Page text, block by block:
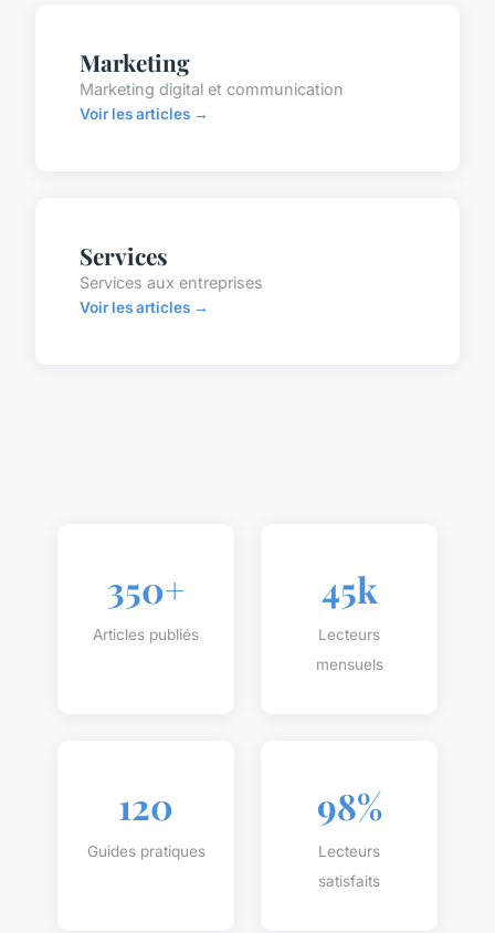
Marketing
Marketing digital et communication
Voir les articles →
Services
Services aux entreprises
Voir les articles →
350+
Articles publiés
45k
Lecteurs
mensuels
120
Guides pratiques
98%
Lecteurs
satisfaits